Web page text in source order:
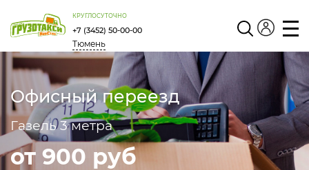
Тюмень
КРУГЛОСУТОЧНО
+7 (3452) 50-00-00
Личный
кабинет
Офисный переезд
Газель 3 метра
от 900 руб